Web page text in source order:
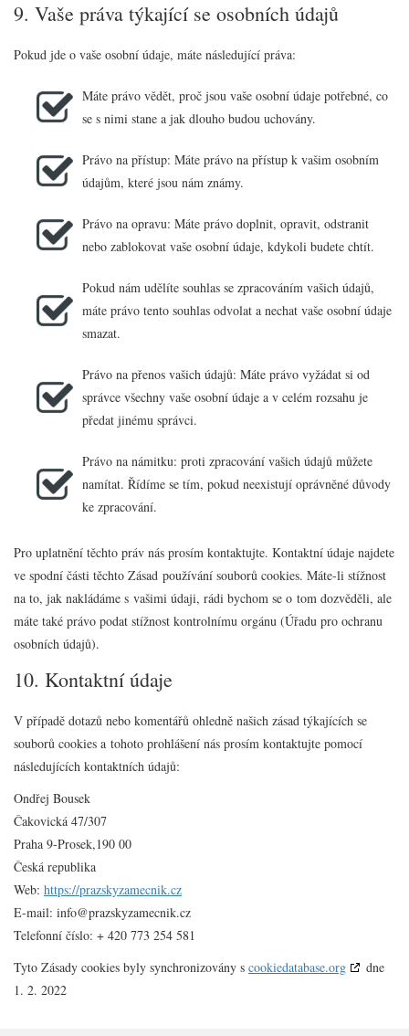
9. Vaše práva týkající se osobních údajů
Pokud jde o vaše osobní údaje, máte následující práva:
Máte právo vědět, proč jsou vaše osobní údaje potřebné, co
se s nimi stane a jak dlouho budou uchovány.
Právo na přístup: Máte právo na přístup k vašim osobním
údajům, které jsou nám známy.
Právo na opravu: Máte právo doplnit, opravit, odstranit
nebo zablokovat vaše osobní údaje, kdykoli budete chtít.
Pokud nám udělíte souhlas se zpracováním vašich údajů,
máte právo tento souhlas odvolat a nechat vaše osobní údaje
smazat.
Právo na přenos vašich údajů: Máte právo vyžádat si od
správce všechny vaše osobní údaje a v celém rozsahu je
předat jinému správci.
Právo na námitku: proti zpracování vašich údajů můžete
namítat. Řídíme se tím, pokud neexistují oprávněné důvody
ke zpracování.
Pro uplatnění těchto práv nás prosím kontaktujte. Kontaktní údaje najdete
ve spodní části těchto Zásad používání souborů cookies. Máte-li stížnost
na to, jak nakládáme s vašimi údaji, rádi bychom se o tom dozvěděli, ale
máte také právo podat stížnost kontrolnímu orgánu (Úřadu pro ochranu
osobních údajů).
10. Kontaktní údaje
V případě dotazů nebo komentářů ohledně našich zásad týkajících se
souborů cookies a tohoto prohlášení nás prosím kontaktujte pomocí
následujících kontaktních údajů:
Ondřej Bousek
Čakovická 47/307
Praha 9-Prosek,190 00
Česká republika
Web: https://prazskyzamecnik.cz
E-mail: info@prazskyzamecnik.cz
Telefonní číslo: + 420 773 254 581
Tyto Zásady cookies byly synchronizovány s cookiedatabase.org
dne
1. 2. 2022